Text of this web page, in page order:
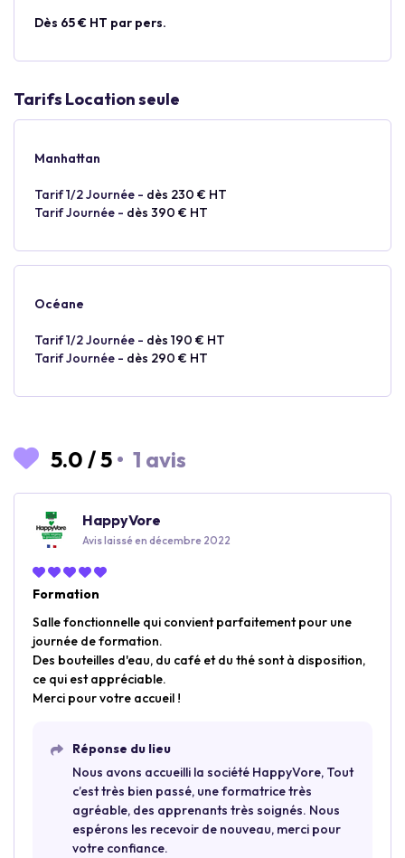
Dès 65 € HT par pers.
Tarifs Location seule
Manhattan
Tarif 1/2 Journée - dès 230 € HT
Tarif Journée - dès 390 € HT
Océane
Tarif 1/2 Journée - dès 190 € HT
Tarif Journée - dès 290 € HT
5.0 /5 • 1 avis
HappyVore
Avis laissé en décembre 2022
Formation
Salle fonctionnelle qui convient parfaitement pour une
journée de formation.
Des bouteilles d'eau, du café et du thé sont à disposition,
ce qui est appréciable.
Merci pour votre accueil !
Réponse du lieu
Nous avons accueilli la société HappyVore, Tout
c’est très bien passé, une formatrice très
agréable, des apprenants très soignés. Nous
espérons les recevoir de nouveau, merci pour
votre confiance.